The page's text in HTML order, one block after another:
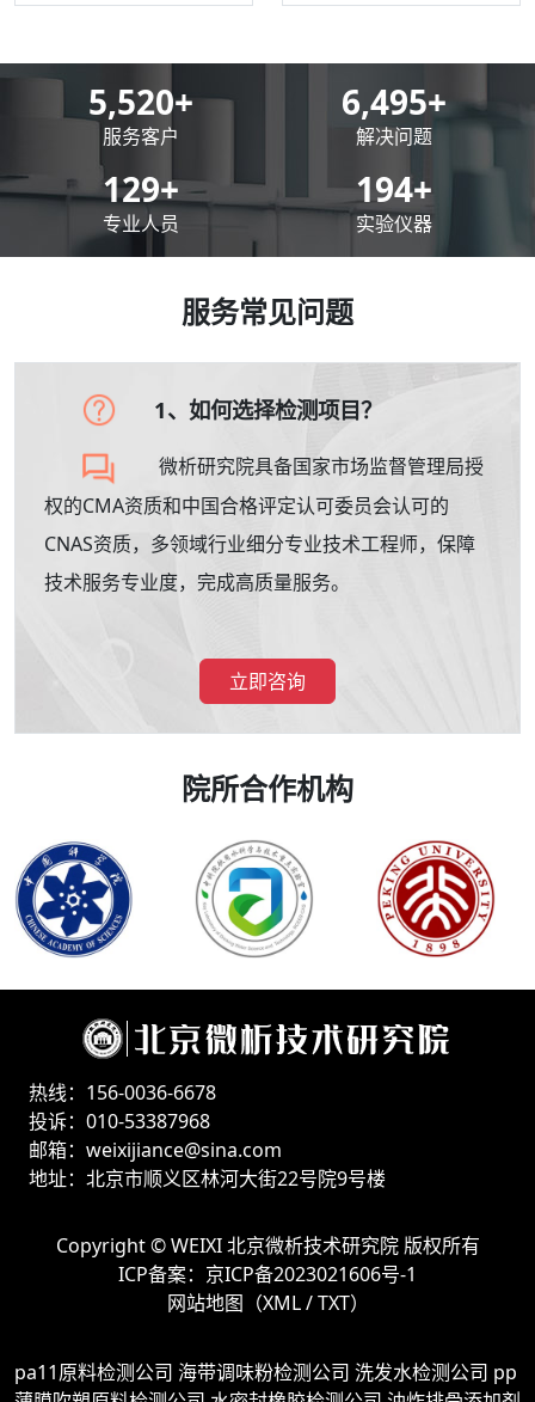
8,500+
服务客户
10,000+
解决问题
200+
专业人员
300+
实验仪器
服务常见问题
1、如何选择检测项目？
微析研究院具备国家市场监督管理局授
权的CMA资质和中国合格评定认可委员会认可的
CNAS资质，多领域行业细分专业技术工程师，保障
技术服务专业度，完成高质量服务。
立即咨询
院所合作机构
热线：156-0036-6678
投诉：010-53387968
邮箱：weixijiance@sina.com
地址：北京市顺义区林河大街22号院9号楼
Copyright ©WEIXI 北京微析技术研究院版权所有
ICP备案： 京ICP备2023021606号-1
网站地图（XML/TXT）
pa11原料检测公司 海带调味粉检测公司 洗发水检测公司 pp